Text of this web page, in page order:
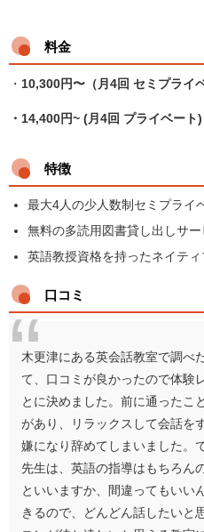
料金
・ 10,300円〜（月4回 セミプライ
・14,400円~ (月4回 プライベート)
特徴
最大4人の少人数制セミプライ
無料の多読用図書貸し出しサー
英語教授資格を持ったネイティ
口コミ
木更津にある英会話教室で調べ
て、口コミが良かったので体験
とに決めました。前に通ったこ
があり、リラックスして会話を
嫌になり辞めてしまいました。
先生は、英語の指導はもちろん
といいますか、間違ってもいい
きるので、どんどん話したいと